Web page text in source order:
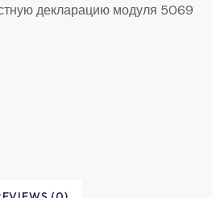
декларацию модуля 5069